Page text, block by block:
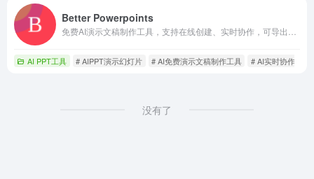
Better Powerpoints
AI PPT工具 # AIPPT演示幻灯片 # AI免费演示文稿制作工具 # AI实时协作演示
没有了